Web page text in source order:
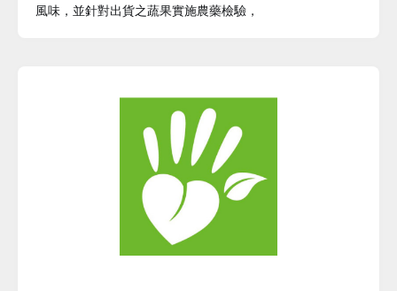
風味，並針對出貨之蔬果實施農藥檢驗，